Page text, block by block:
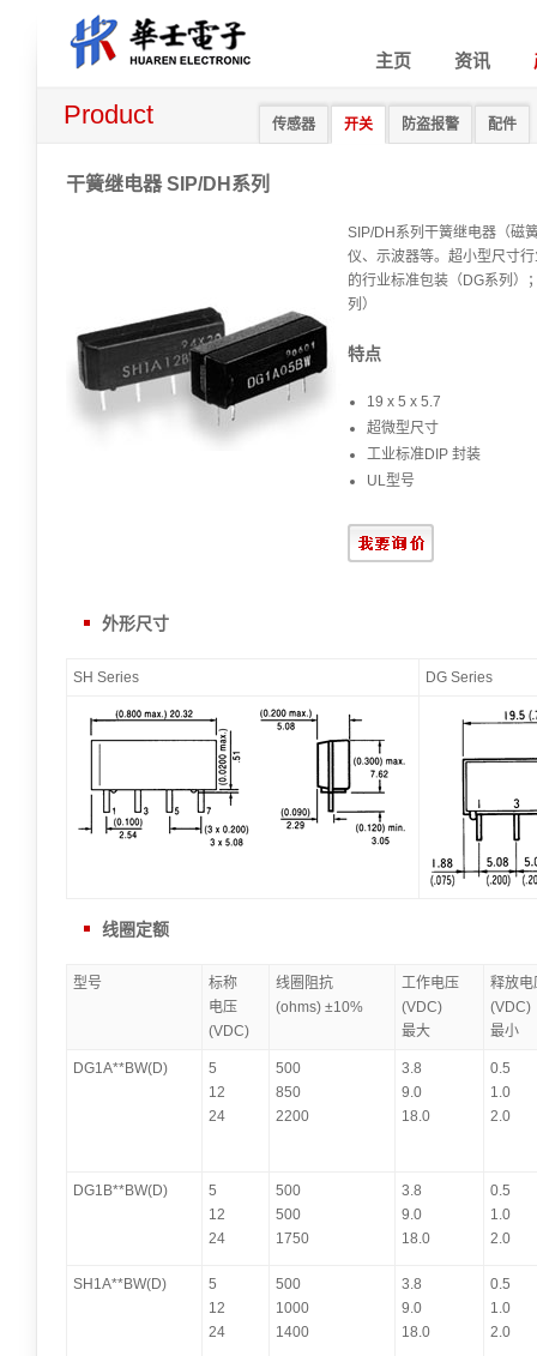
主页 资讯
Product 传感器 开关 防盗报警 配件
干簧继电器 SIP/DH系列
SIP/DH系列干簧继电器（磁
仪、示波器等。超小型尺寸
的行业标准包装（DG系列）
列）
特点
19 x 5 x 5.7
超微型尺寸
工业标准DIP 封装
UL型号
外形尺寸
SH Series DG Series
线圈定额
型号
标称
电压
(VDC)
线圈阻抗
(ohms) ±10%
工作电压
(VDC)
最大
释放电
(VDC)
最小
DG1A**BW(D)
5
12
24
500
850
2200
3.8
9.0
18.0
0.5
1.0
2.0
DG1B**BW(D)
5
12
24
500
500
1750
3.8
9.0
18.0
0.5
1.0
2.0
SH1A**BW(D)
5
12
24
500
1000
1400
3.8
9.0
18.0
0.5
1.0
2.0